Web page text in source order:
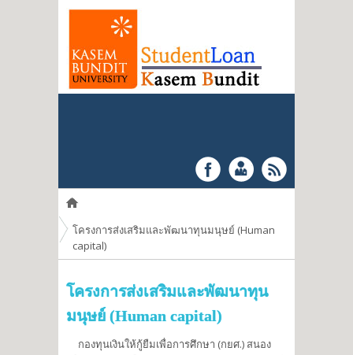
You are here
โครงการส่งเสริมและพัฒนาทุนมนุษย์ (Human
capital)
โครงการส่งเสริมและพัฒนาทุน
มนุษย์ (Human capital)
กองทุนเงินให้กู้ยืมเพื่อการศึกษา (กยศ.) สนอง